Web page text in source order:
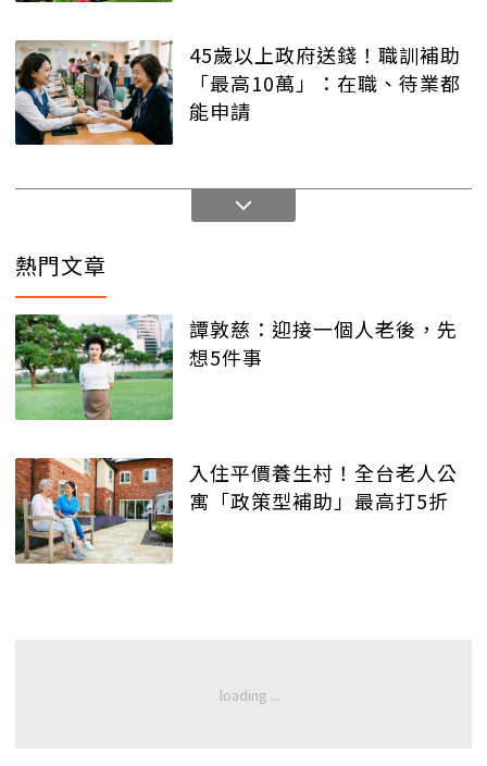
45歲以上政府送錢！職訓補助
「最高10萬」：在職、待業都
能申請
熱門文章
譚敦慈：迎接一個人老後，先
想5件事
入住平價養生村！全台老人公
寓「政策型補助」最高打5折